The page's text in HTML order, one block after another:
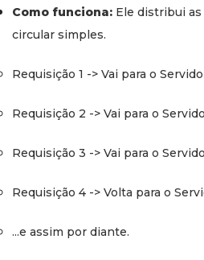
Como funciona: Ele distribui
circular simples.
Requisição 1 -> Vai para o
Requisição 2 -> Vai para o
Requisição 3 -> Vai para o
Requisição 4 -> Volta para o
...e assim por diante.